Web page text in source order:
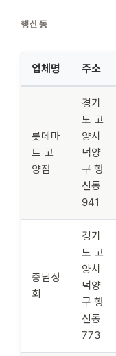
행신동
업체명 주소
롯데마
트 고
양점
경기
도 고
양시
덕양
구 행
신동
941
충남상
회
경기
도 고
양시
덕양
구 행
신동
773